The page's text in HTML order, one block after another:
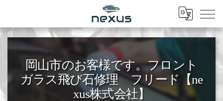
Menu
岡山市のお客様です。フロント
ガラス飛び石修理 フリード【ne
xus株式会社】